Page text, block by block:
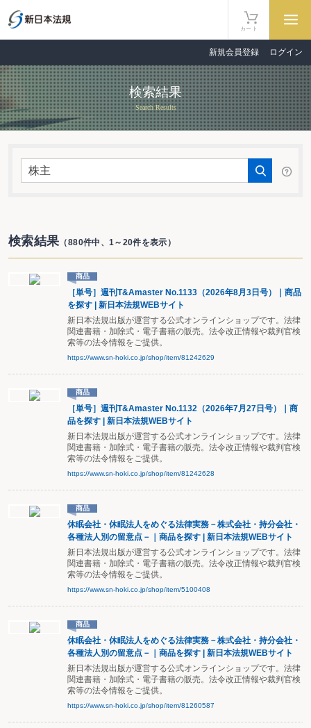
カート
新規会員登録 ログイン
検索結果
Search Results
検索結果（880件中、1～20件を表示）
商品
［単号］週刊T&Amaster No.1133（2026年8月3日号）｜商品
を探す | 新日本法規WEBサイト
新日本法規出版が運営する公式オンラインショップです。法律
関連書籍・加除式・電子書籍の販売。法令改正情報や裁判官検
索等の法令情報をご提供。
https://www.sn-hoki.co.jp/shop/item/81242629
商品
［単号］週刊T&Amaster No.1132（2026年7月27日号）｜商
品を探す | 新日本法規WEBサイト
新日本法規出版が運営する公式オンラインショップです。法律
関連書籍・加除式・電子書籍の販売。法令改正情報や裁判官検
索等の法令情報をご提供。
https://www.sn-hoki.co.jp/shop/item/81242628
商品
休眠会社・休眠法人をめぐる法律実務－株式会社・持分会社・
各種法人別の留意点－｜商品を探す | 新日本法規WEBサイト
新日本法規出版が運営する公式オンラインショップです。法律
関連書籍・加除式・電子書籍の販売。法令改正情報や裁判官検
索等の法令情報をご提供。
https://www.sn-hoki.co.jp/shop/item/5100408
商品
休眠会社・休眠法人をめぐる法律実務－株式会社・持分会社・
各種法人別の留意点－｜商品を探す | 新日本法規WEBサイト
新日本法規出版が運営する公式オンラインショップです。法律
関連書籍・加除式・電子書籍の販売。法令改正情報や裁判官検
索等の法令情報をご提供。
https://www.sn-hoki.co.jp/shop/item/81260587